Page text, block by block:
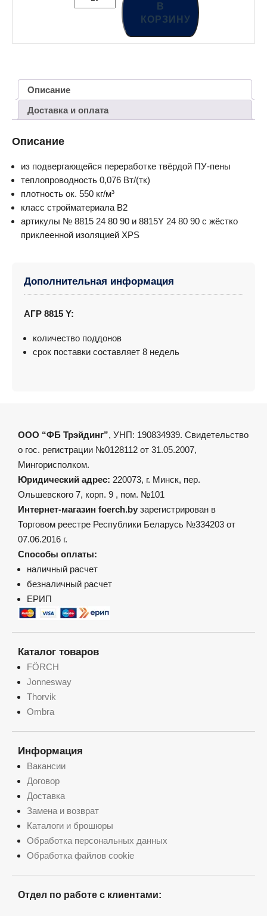
В
КОРЗИНУ
Описание
Доставка и оплата
Описание
из подвергающейся переработке твёрдой ПУ-пены
теплопроводность 0,076 Вт/(тк)
плотность ок. 550 кг/м³
класс стройматериала B2
артикулы № 8815 24 80 90 и 8815Y 24 80 90 с жёстко
приклеенной изоляцией XPS
Дополнительная информация
АГР 8815 Y:
количество поддонов
срок поставки составляет 8 недель
ООО “ФБ Трэйдинг”, УНП: 190834939. Свидетельство
о гос. регистрации №0128112 от 31.05.2007,
Мингорисполком.
Юридический адрес: 220073, г. Минск, пер.
Ольшевского 7, корп. 9 , пом. №101
Интернет-магазин foerch.by зарегистрирован в
Торговом реестре Республики Беларусь №334203 от
07.06.2016 г.
Способы оплаты:
наличный расчет
безналичный расчет
ЕРИП
Каталог товаров
FÖRCH
Jonnesway
Thorvik
Ombra
Информация
Вакансии
Договор
Доставка
Замена и возврат
Каталоги и брошюры
Обработка персональных данных
Обработка файлов cookie
Отдел по работе с клиентами: